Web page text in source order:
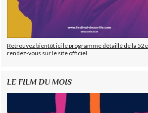
Retrouvez bientôt ici le programme détaillé de la
rendez-vous sur le site officiel.
LE FILM DU MOIS